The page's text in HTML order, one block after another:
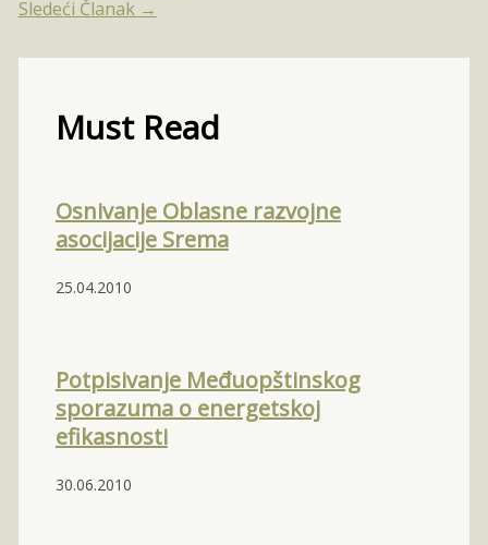
Sledeći Članak →
Must Read
Osnivanje Oblasne razvojne
asocijacije Srema
25.04.2010
Potpisivanje Međuopštinskog
sporazuma o energetskoj
efikasnosti
30.06.2010